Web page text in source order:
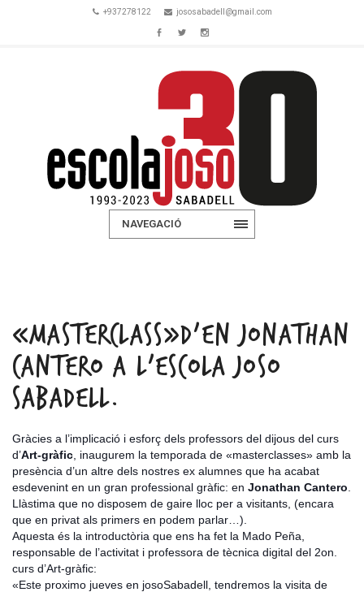
+937278122 jososabadell@gmail.com
NAVEGACIÓ
«MASTERCLASS»D’EN JONATHAN
CANTERO A L’ESCOLA JOSO
SABADELL.
Gràcies a l’implicació i esforç dels professors del dijous del curs
d’Art-gràfic , inaugurem la temporada de «masterclasses» amb la
presència d’un altre dels nostres ex alumnes que ha acabat
esdevenint en un gran professional gràfic: en Jonathan Cantero
Llàstima que no disposem de gaire lloc per a visitants, (encara
que en privat als primers en podem parlar…).
Aquesta és la introductòria que ens ha fet la Mado Peña,
responsable de l’activitat i professora de tècnica digital del 2on.
curs d’Art-gràfic:
«Este proximo jueves en josoSabadell, tendremos la visita de